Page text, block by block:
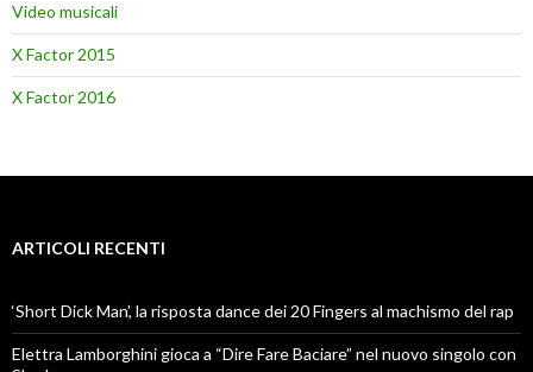
Video musicali
X Factor 2015
X Factor 2016
ARTICOLI RECENTI
‘Short Dick Man’, la risposta dance dei 20 Fingers al machismo del rap
Elettra Lamborghini gioca a “Dire Fare Baciare” nel nuovo singolo con